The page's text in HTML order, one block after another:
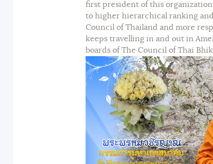
first president of this organization
to higher hierarchical ranking
Council of Thailand and more
keeps travelling in and out in
boards of The Council of Thai